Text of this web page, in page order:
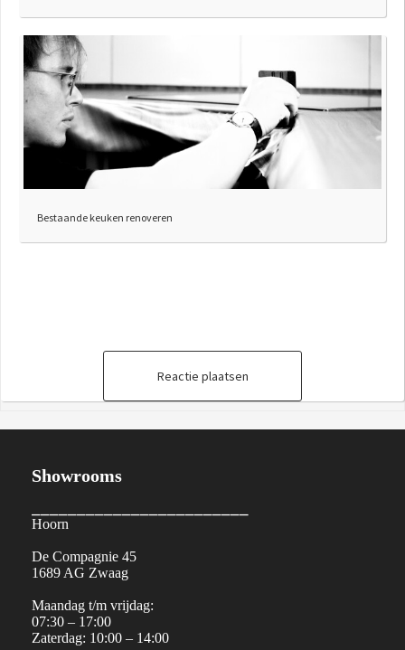
Bestaande keuken renoveren
Reactie plaatsen
Showrooms
Hoorn
De Compagnie 45
1689 AG Zwaag
Maandag t/m vrijdag:
07:30 – 17:00
Zaterdag: 10:00 – 14:00